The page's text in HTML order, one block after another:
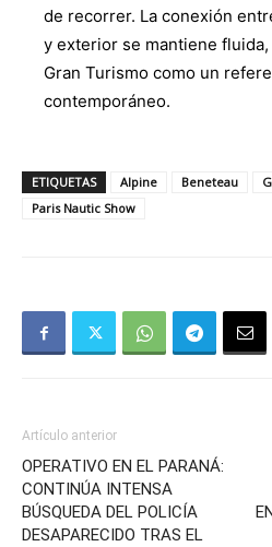
de recorrer. La conexión
y exterior se mantiene
Gran Turismo como un
contemporáneo.
ETIQUETAS Alpine Beneteau
Paris Nautic Show
Artículo anterior
OPERATIVO EN EL PARANÁ:
CONTINÚA INTENSA
BÚSQUEDA DEL POLICÍA
DESAPARECIDO TRAS EL